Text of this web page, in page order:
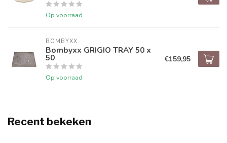
Op voorraad
BOMBYXX
Bombyxx GRIGIO TRAY 50 x
50
Op voorraad
€159,95
Recent bekeken